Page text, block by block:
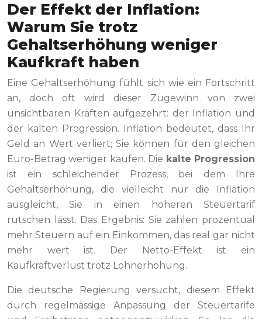
Der Effekt der Inflation:
Warum Sie trotz
Gehaltserhöhung weniger
Kaufkraft haben
Eine Gehaltserhöhung fühlt sich wie ein Fortschritt
an, doch oft wird dieser Zugewinn von zwei
unsichtbaren Kräften aufgezehrt: der Inflation und
der kalten Progression. Inflation bedeutet, dass Ihr
Geld an Wert verliert; Sie können für den gleichen
Euro-Betrag weniger kaufen. Die kalte Progression
ist ein schleichender Prozess, bei dem Ihre
Gehaltserhöhung, die vielleicht nur die Inflation
ausgleicht, Sie in einen höheren Steuertarif
rutschen lässt. Das Ergebnis: Sie zahlen prozentual
mehr Steuern auf ein Einkommen, das real gar nicht
mehr wert ist. Der Netto-Effekt ist ein
Kaufkraftverlust trotz Lohnerhöhung.
Die deutsche Regierung versucht, diesem Effekt
durch regelmässige Anpassung der Steuertarife